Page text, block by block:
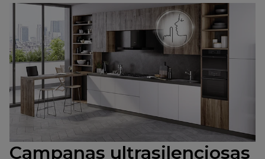
Campanas ultrasilenciosas